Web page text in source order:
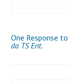
One Response to
da TS Ent.